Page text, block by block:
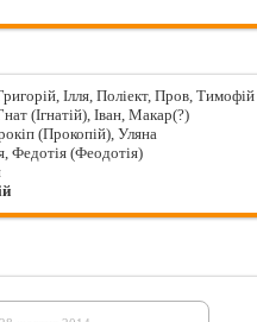
Ілля, Поліект, Пров, Тимофій
(Ігнатій), Іван, Макар(?)
(Прокопій), Уляна
Федотія (Феодотія)